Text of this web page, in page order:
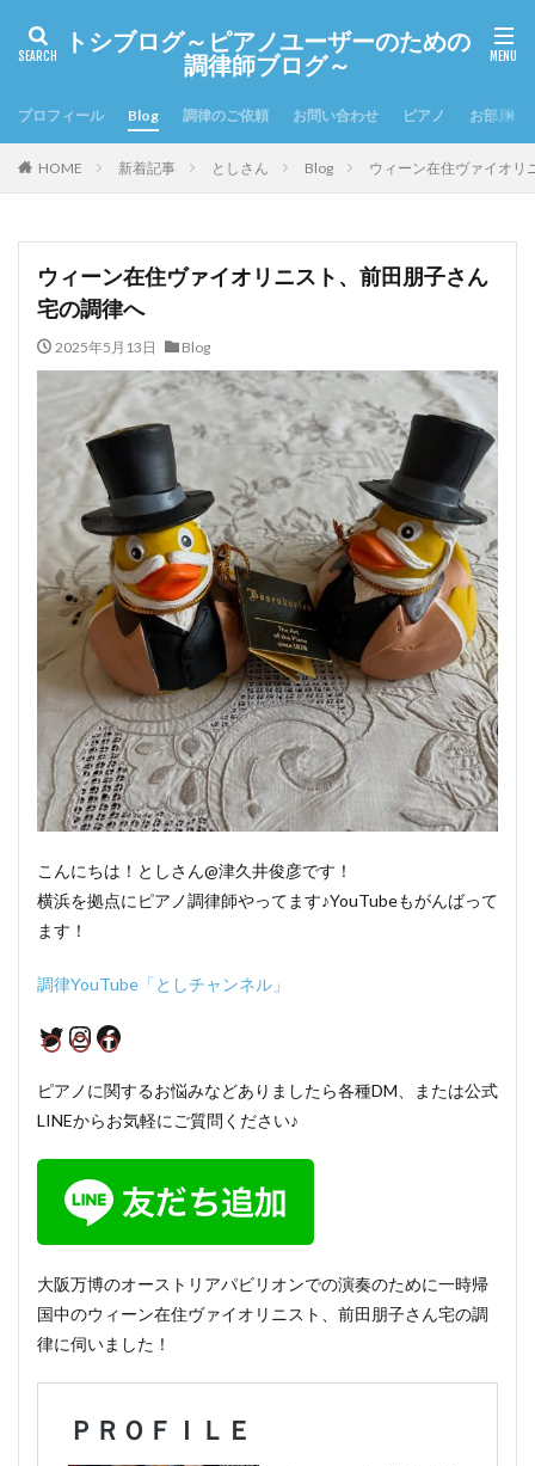
トシブログ～ピアノユーザーのための
調律師ブログ～
プロフィール Blog 調律のご依頼 お問い合わせ ピアノ お部屋の
HOME 新着記事 としさん Blog ウィーン在住ヴァイオリ
ウィーン在住ヴァイオリニスト、前田朋子さん
宅の調律へ
2025年5月13日 Blog
こんにちは！としさん@津久井俊彦です！
横浜を拠点にピアノ調律師やってます♪YouTubeもがんばって
ます！
調律YouTube「としチャンネル」
Twitter
Instagram
Facebook
ピアノに関するお悩みなどありましたら各種DM、または公式
LINEからお気軽にご質問ください♪
大阪万博のオーストリアパビリオンでの演奏のために一時帰
国中のウィーン在住ヴァイオリニスト、前田朋子さん宅の調
律に伺いました！